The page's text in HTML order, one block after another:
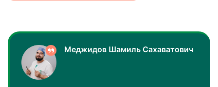
Меджидов Шамиль Сахаватович